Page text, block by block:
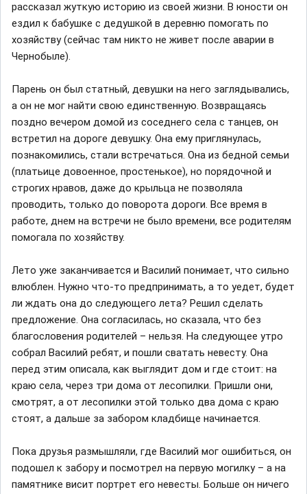
рассказал жуткую историю из своей жизни. В юности он
ездил к бабушке с дедушкой в деревню помогать по
хозяйству (сейчас там никто не живет после аварии в
Чернобыле).
Парень он был статный, девушки на него заглядывались,
а он не мог найти свою единственную. Возвращаясь
поздно вечером домой из соседнего села с танцев, он
встретил на дороге девушку. Она ему приглянулась,
познакомились, стали встречаться. Она из бедной семьи
(платьице довоенное, простенькое), но порядочной и
строгих нравов, даже до крыльца не позволяла
проводить, только до поворота дороги. Все время в
работе, днем на встречи не было времени, все родителям
помогала по хозяйству.
Лето уже заканчивается и Василий понимает, что сильно
влюблен. Нужно что-то предпринимать, а то уедет, будет
ли ждать она до следующего лета? Решил сделать
предложение. Она согласилась, но сказала, что без
благословения родителей – нельзя. На следующее утро
собрал Василий ребят, и пошли сватать невесту. Она
перед этим описала, как выглядит дом и где стоит: на
краю села, через три дома от лесопилки. Пришли они,
смотрят, а от лесопилки этой только два дома с краю
стоят, а дальше за забором кладбище начинается.
Пока друзья размышляли, где Василий мог ошибиться, он
подошел к забору и посмотрел на первую могилку – а на
памятнике висит портрет его невесты. Больше он ничего